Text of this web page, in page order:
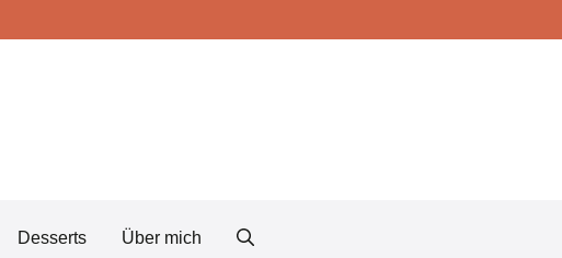
Desserts Über mich